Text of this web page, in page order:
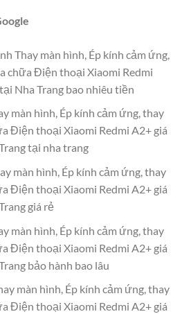
Thay màn hình, Ép kính cảm ứng,
chữa Điện thoại Xiaomi Redmi
Nha Trang bao nhiêu tiền
màn hình, Ép kính cảm ứng, thay
Điện thoại Xiaomi Redmi A2+ giá
tại nha trang
màn hình, Ép kính cảm ứng, thay
Điện thoại Xiaomi Redmi A2+ giá
giá rẻ
màn hình, Ép kính cảm ứng, thay
Điện thoại Xiaomi Redmi A2+ giá
bảo hành bao lâu
màn hình, Ép kính cảm ứng, thay
Điện thoại Xiaomi Redmi A2+ giá